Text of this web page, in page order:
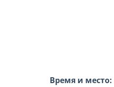
Время и место: